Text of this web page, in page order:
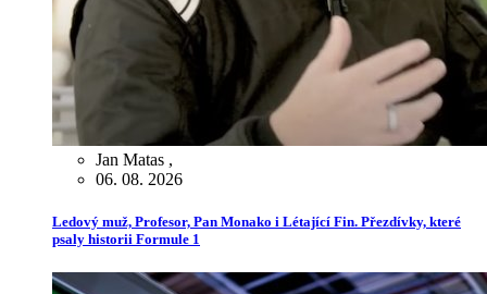
Jan Matas ,
06. 08. 2026
Ledový muž, Profesor, Pan Monako i Létající Fin. Přezdívky, které
psaly historii Formule 1